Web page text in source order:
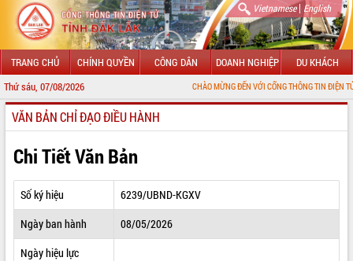
Vietnamese| English
TRANG CHỦ CHÍNH QUYỀN CÔNG DÂN DOANH NGHIỆP DU KHÁCH
Thứ sáu, 07/08/2026 CHÀO MỪNG ĐẾN VỚI CỔNG THÔNG TIN ĐIỆN TỬ TỈNH ĐẮK
GIỚI THIỆU
LÃNH ĐẠO UBND TỈNH
TIN TỨC SỰ KIỆN
SỞ, BAN, NGÀNH
VĂN BẢN CHỈ ĐẠO ĐIỀU HÀNH
Chi Tiết Văn Bản
Số ký hiệu
6239/UBND-KGXV
Ngày ban hành
08/05/2026
Ngày hiệu lực